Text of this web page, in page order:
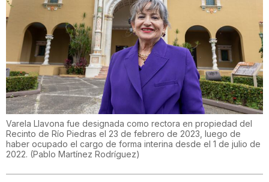
Varela Llavona fue designada como rectora en propiedad del
Recinto de Río Piedras el 23 de febrero de 2023, luego de
haber ocupado el cargo de forma interina desde el 1 de julio de
2022. (Pablo Martínez Rodríguez)